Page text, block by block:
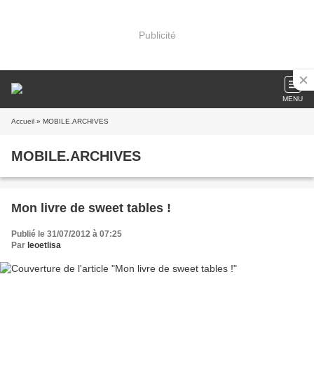
Publicité
MENU
Accueil » MOBILE.ARCHIVES
MOBILE.ARCHIVES
Mon livre de sweet tables !
Publié le 31/07/2012 à 07:25
Par leoetlisa